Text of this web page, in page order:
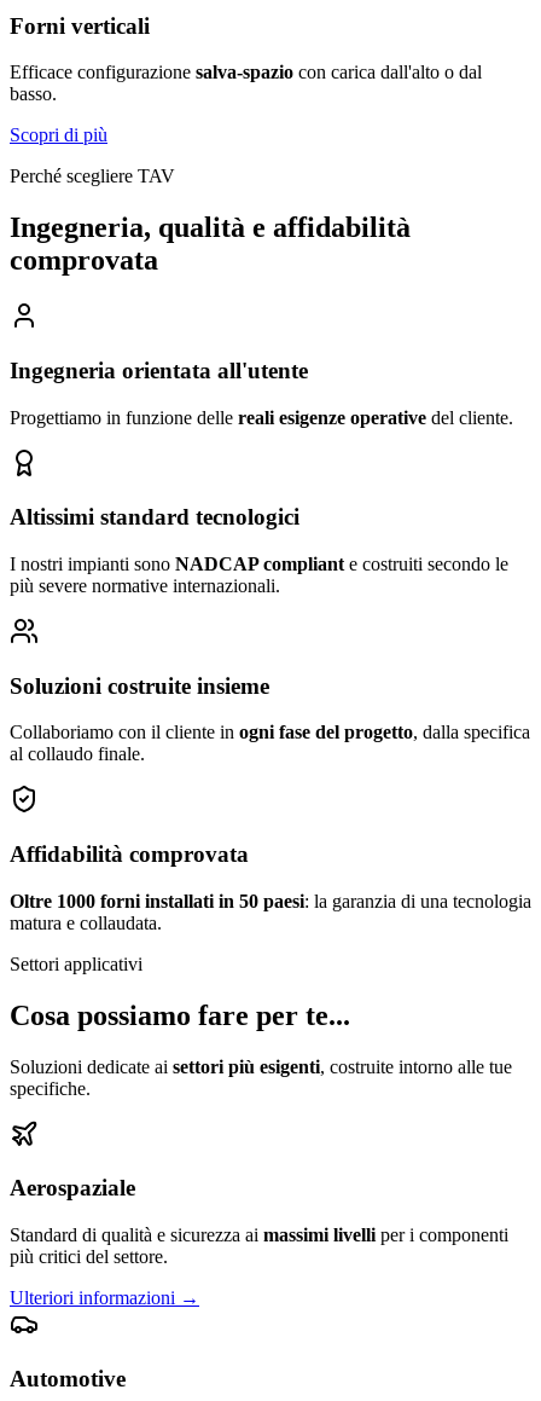
Forni verticali
Efficace configurazione salva-spazio con carica dall'alto o dal
basso.
Scopri di più
Perché scegliere TAV
Ingegneria, qualità e affidabilità
comprovata
Ingegneria orientata all'utente
Progettiamo in funzione delle reali esigenze operative del cliente.
Altissimi standard tecnologici
I nostri impianti sono NADCAP compliant e costruiti secondo le
più severe normative internazionali.
Soluzioni costruite insieme
Collaboriamo con il cliente in ogni fase del progetto, dalla specifica
al collaudo finale.
Affidabilità comprovata
Oltre 1000 forni installati in 50 paesi: la garanzia di una tecnologia
matura e collaudata.
Settori applicativi
Cosa possiamo fare per te...
Soluzioni dedicate ai settori più esigenti, costruite intorno alle tue
specifiche.
Aerospaziale
Standard di qualità e sicurezza ai massimi livelli per i componenti
più critici del settore.
Ulteriori informazioni →
Automotive